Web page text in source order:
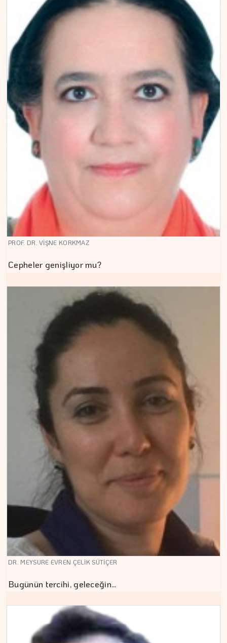
PROF. DR. VİŞNE KORKMAZ
Cepheler genişliyor mu?
DR. MEYSURE EVREN ÇELİK SÜTİÇER
Bugünün tercihi, geleceğin…